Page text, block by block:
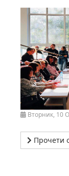
Вторник, 10
Прочети